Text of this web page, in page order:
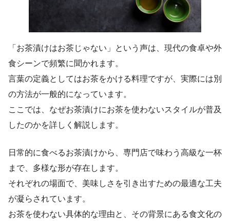
「お茶漬けはお茶じゃない」という声は、現代の食卓や外
食シーンで頻繁に聞かれます。
言葉の定義としてはお茶をかける料理ですが、実際には別
の方法が一般的になっています。
ここでは、なぜお茶漬けにお茶を使わないスタイルが普及
したのかを詳しく解説します。
日常的に食べるお茶漬けから、専門店で味わう高級な一杯
まで、多様な形が存在します。
それぞれの場面で、美味しさを引き出すための最適な工夫
が凝らされています。
お茶を使わない具体的な理由と、その背景にある食文化の